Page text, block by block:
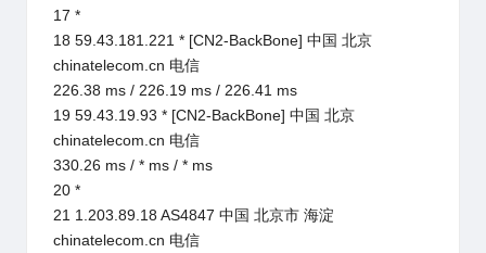
17 *
18 59.43.181.221 * [CN2-BackBone] 中国 北京
chinatelecom.cn 电信
226.38 ms / 226.19 ms / 226.41 ms
19 59.43.19.93 * [CN2-BackBone] 中国 北京
chinatelecom.cn 电信
330.26 ms / * ms / * ms
20 *
21 1.203.89.18 AS4847 中国 北京市 海淀
chinatelecom.cn 电信